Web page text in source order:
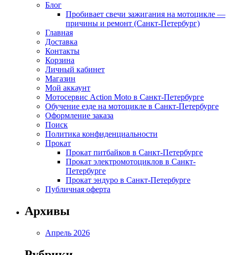
Блог
Пробивает свечи зажигания на мотоцикле —
причины и ремонт (Санкт-Петербург)
Главная
Доставка
Контакты
Корзина
Личный кабинет
Магазин
Мой аккаунт
Мотосервис Action Moto в Санкт-Петербурге
Обучение езде на мотоцикле в Санкт-Петербурге
Оформление заказа
Поиск
Политика конфиденциальности
Прокат
Прокат питбайков в Санкт-Петербурге
Прокат электромотоциклов в Санкт-
Петербурге
Прокат эндуро в Санкт-Петербурге
Публичная оферта
Архивы
Апрель 2026